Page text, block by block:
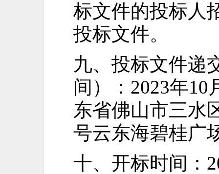
标文件的投标人
投标文件。
九、投标文件递
间）： 2023年10
东省佛山市三水
号云东海碧桂广
十、开标时间：